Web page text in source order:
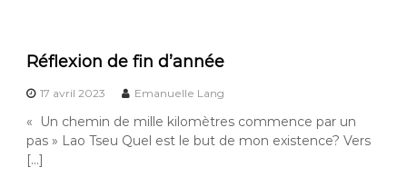
Réflexion de fin d’année
17 avril 2023 Emanuelle Lang
« Un chemin de mille kilomètres commence par un
pas » Lao Tseu Quel est le but de mon existence? Vers
[…]